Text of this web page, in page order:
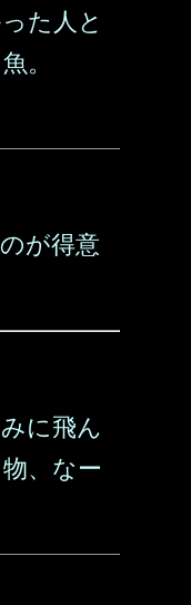
た人と
。
が得意
に飛ん
、なー